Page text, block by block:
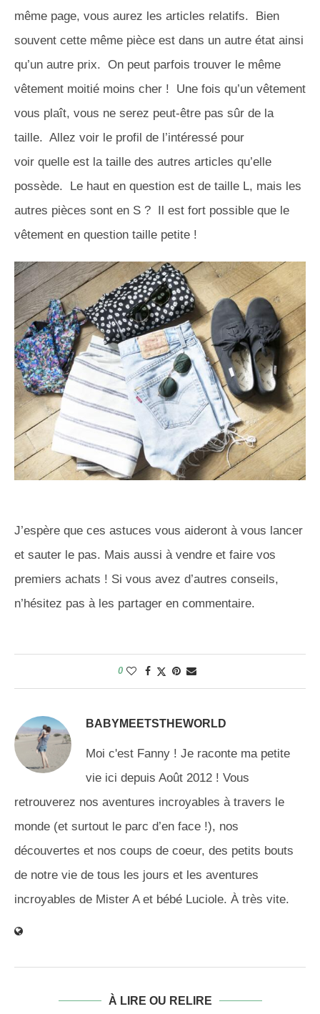
même page, vous aurez les articles relatifs. Bien
souvent cette même pièce est dans un autre état ainsi
qu’un autre prix. On peut parfois trouver le même
vêtement moitié moins cher ! Une fois qu’un vêtement
vous plaît, vous ne serez peut-être pas sûr de la
taille. Allez voir le profil de l’intéressé pour
voir quelle est la taille des autres articles qu’elle
possède. Le haut en question est de taille L, mais les
autres pièces sont en S ? Il est fort possible que le
vêtement en question taille petite !
J’espère que ces astuces vous aideront à vous lancer
et sauter le pas. Mais aussi à vendre et faire vos
premiers achats ! Si vous avez d’autres conseils,
n’hésitez pas à les partager en commentaire.
0
BABYMEETSTHEWORLD
Moi c'est Fanny ! Je raconte ma petite
vie ici depuis Août 2012 ! Vous
retrouverez nos aventures incroyables à travers le
monde (et surtout le parc d’en face !), nos
découvertes et nos coups de coeur, des petits bouts
de notre vie de tous les jours et les aventures
incroyables de Mister A et bébé Luciole. À très vite.
À LIRE OU RELIRE